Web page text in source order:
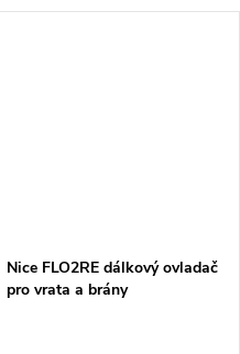
Nice FLO2RE dálkový ovladač
pro vrata a brány